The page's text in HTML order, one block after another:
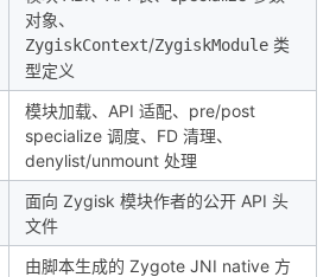
对象、
ZygiskContext/ZygiskModule类
型定义
模块加载、API 适配、pre/post
specialize 调度、FD 清理、
denylist/unmount 处理
面向 Zygisk 模块作者的公开 API 头
文件
由脚本生成的 Zygote JNI native 方